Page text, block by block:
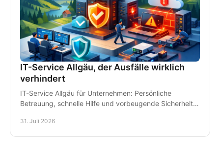
IT-Service Allgäu, der Ausfälle wirklich
verhindert
IT-Service Allgäu für Unternehmen: Persönliche
Betreuung, schnelle Hilfe und vorbeugende Sicherheit
31. Juli 2026